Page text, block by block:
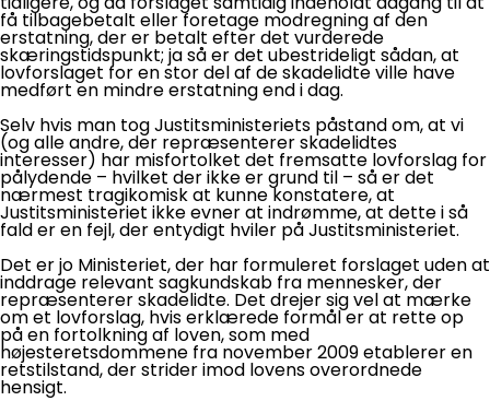
få tilbagebetalt eller foretage modregning af den
erstatning, der er betalt efter det vurderede
skæringstidspunkt; ja så er det ubestrideligt sådan, at
lovforslaget for en stor del af de skadelidte ville have
medført en mindre erstatning end i dag.
Selv hvis man tog Justitsministeriets påstand om, at vi
(og alle andre, der repræsenterer skadelidtes
interesser) har misfortolket det fremsatte lovforslag for
pålydende – hvilket der ikke er grund til – så er det
nærmest tragikomisk at kunne konstatere, at
Justitsministeriet ikke evner at indrømme, at dette i så
fald er en fejl, der entydigt hviler på Justitsministeriet.
Det er jo Ministeriet, der har formuleret forslaget uden at
inddrage relevant sagkundskab fra mennesker, der
repræsenterer skadelidte. Det drejer sig vel at mærke
om et lovforslag, hvis erklærede formål er at rette op
på en fortolkning af loven, som med
højesteretsdommene fra november 2009 etablerer en
retstilstand, der strider imod lovens overordnede
hensigt.